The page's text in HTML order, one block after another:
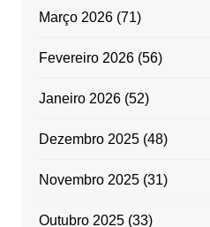
Março 2026(71)
Fevereiro 2026(56)
Janeiro 2026(52)
Dezembro 2025(48)
Novembro 2025(31)
Outubro 2025(33)